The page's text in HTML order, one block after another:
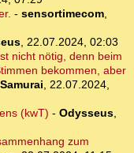
- sensortimecom,
, 22.07.2024, 02:03
nicht nötig, denn beim
bekommen, aber
, 22.07.2024,
(kwT) - Odysseus,
zum